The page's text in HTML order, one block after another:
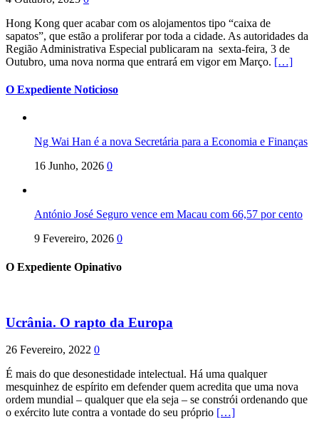
Hong Kong quer acabar com os alojamentos tipo “caixa de
sapatos”, que estão a proliferar por toda a cidade. As autoridades da
Região Administrativa Especial publicaram na sexta-feira, 3 de
Outubro, uma nova norma que entrará em vigor em Março. […]
O Expediente Noticioso
Ng Wai Han é a nova Secretária para a Economia e Finanças
16 Junho, 2026 0
António José Seguro vence em Macau com 66,57 por cento
9 Fevereiro, 2026 0
O Expediente Opinativo
Ucrânia. O rapto da Europa
26 Fevereiro, 2022 0
É mais do que desonestidade intelectual. Há uma qualquer
mesquinhez de espírito em defender quem acredita que uma nova
ordem mundial – qualquer que ela seja – se constrói ordenando que
o exército lute contra a vontade do seu próprio […]